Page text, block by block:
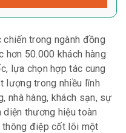
trong ngành đồng
50.000 khách hàng
lựa chọn hợp tác cung
lượng trong nhiều lĩnh
nhà hàng, khách sạn, sự
thương hiệu toàn
thông điệp cốt lõi một